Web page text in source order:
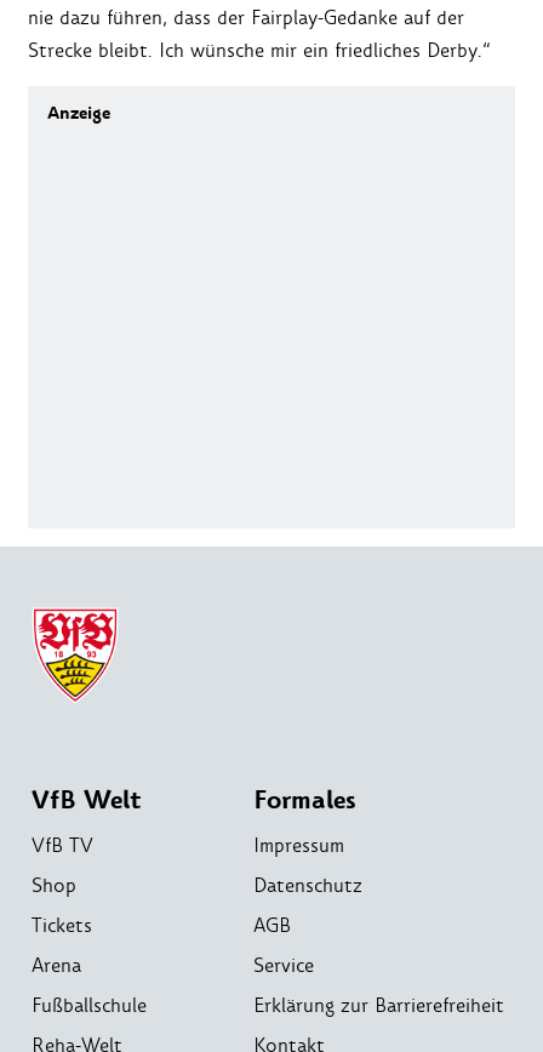
nie dazu führen, dass der Fairplay-Gedanke auf der
Strecke bleibt. Ich wünsche mir ein friedliches Derby.“
VfB Welt
VfB TV
Shop
Tickets
Arena
Fußballschule
Reha-Welt
Formales
Impressum
Datenschutz
AGB
Service
Erklärung zur Barrierefreiheit
Kontakt